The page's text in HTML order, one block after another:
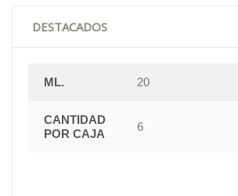
DESTACADOS
ML. 20
CANTIDAD
POR CAJA
6